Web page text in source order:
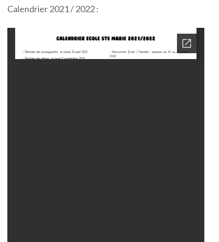
Calendrier 2021 / 2022 :